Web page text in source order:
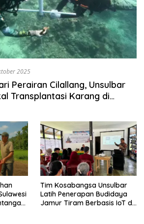
2025
Perairan Cilallang, Unsulbar
Transplantasi Karang di
Tim Kosabangsa Unsulbar
Latih Penerapan Budidaya
Jamur Tiram Berbasis IoT di